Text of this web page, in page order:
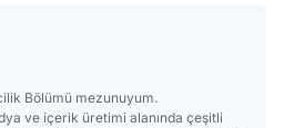
Bölümü mezunuyum.
ve içerik üretimi alanında çeşitli